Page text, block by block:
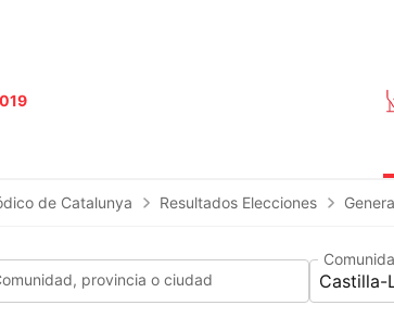
de Catalunya Resultados Elecciones
provincia o ciudad Castilla-